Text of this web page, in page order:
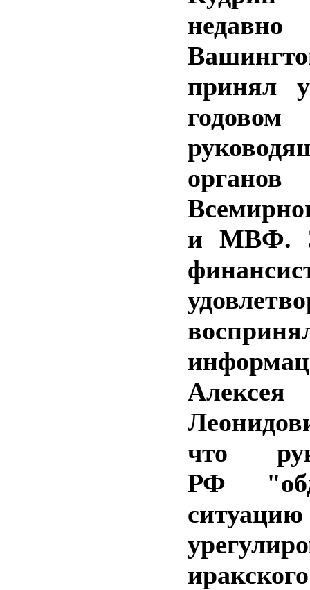
принял
годовом
органов
и МВФ.
Алексея
что
РФ